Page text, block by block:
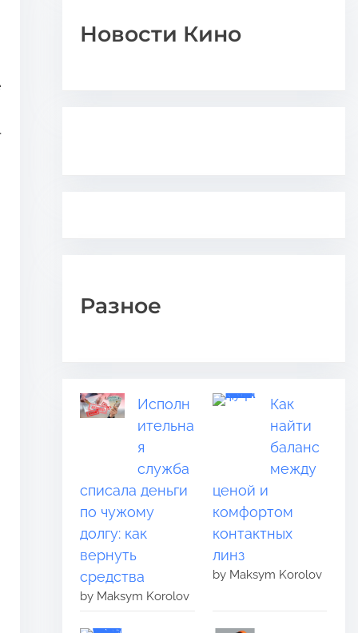
Новости Кино
Разное
Исполн
ительна
я
служба
списала деньги
по чужому
долгу: как
вернуть
средства
by Maksym Korolov
Как
найти
баланс
между
ценой и
комфортом
контактных
линз
by Maksym Korolov